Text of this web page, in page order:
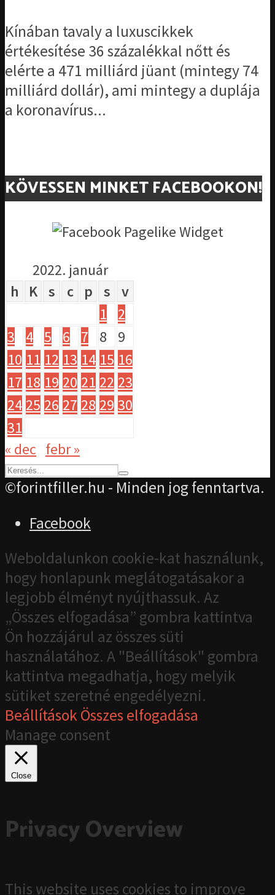
Kínában tavaly a luxuscikkek
értékesítése 36 százalékkal nőtt és
elérte a 471 milliárd jüant (mintegy 74
milliárd dollár), ami mintegy a duplája
a koronavírus...
KÖVESSEN MINKET FACEBOOKON!
2022. január
h
K s c p s
v
1
2
3
4 5 6 7 8
9
10 11 12 13 14 15 16
17 18 19 20 21 22 23
24 25 26 27 28 29 30
31
« dec febr »
©forintfiller.hu - Minden jog fenntartva.
Facebook
Weboldalunkon cookie-kat használunk,
hogy honlapunk meglátogatásakor a
legjobb élményt nyújthassuk. Az
„Összes elfogadása” gombra kattintva
Ön hozzájárul az összes süti
használatához. A "Beállítások" gombra
kattintva megadhatja, hogy melyik
sütiket szeretné engedélyezni.
BeállításokÖsszes elfogadása
Manage consent
Close
Privacy Overview
This website uses cookies to improve